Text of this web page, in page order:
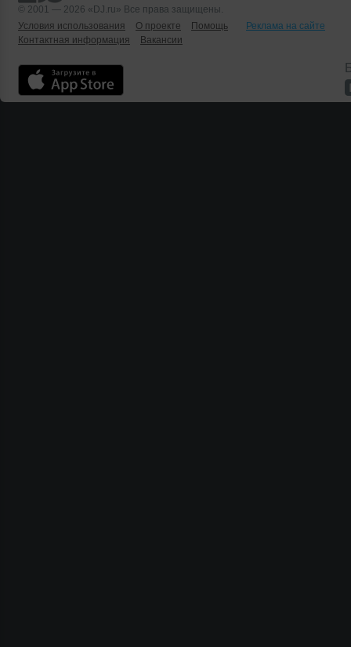
© 2001 — 2026 «DJ.ru» Все права защищены.
Условия использования
О проекте Помощь
Реклама на сайте
Контактная информация
Вакансии